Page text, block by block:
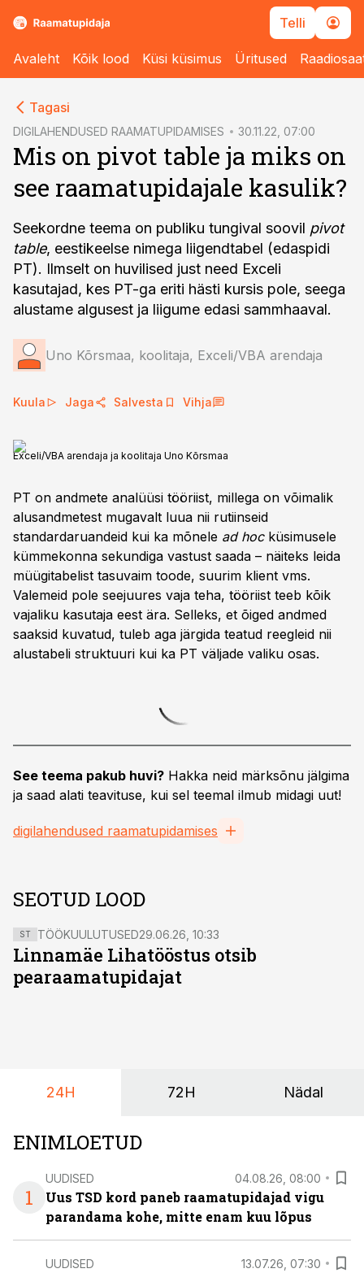
Telli
Avaleht Kõik lood Küsi küsimus Üritused
Tagasi
DIGILAHENDUSED RAAMATUPIDAMISES 30.11.22, 07:00
Mis on pivot table ja miks on
see raamatupidajale kasulik?
Seekordne teema on publiku tungival soovil pivot
table, eestikeelse nimega liigendtabel (edaspidi
PT). Ilmselt on huvilised just need Exceli
kasutajad, kes PT-ga eriti hästi kursis pole, seega
alustame algusest ja liigume edasi sammhaaval.
Uno Kõrsmaa, koolitaja, Exceli/VBA arendaja
Kuula Jaga Salvesta Vihja
Exceli/VBA arendaja ja koolitaja Uno Kõrsmaa
PT on andmete analüüsi tööriist, millega on võimalik
alusandmetest mugavalt luua nii rutiinseid
standardaruandeid kui ka mõnele ad hocküsimusele
kümmekonna sekundiga vastust saada – näiteks leida
müügitabelist tasuvaim toode, suurim klient vms.
Valemeid pole seejuures vaja teha, tööriist teeb kõik
vajaliku kasutaja eest ära. Selleks, et õiged andmed
saaksid kuvatud, tuleb aga järgida teatud reegleid nii
alustabeli struktuuri kui ka PT väljade valiku osas.
See teema pakub huvi? Hakka neid märksõnu jälgima
ja saad alati teavituse, kui sel teemal ilmub midagi uut!
digilahendused raamatupidamises
SEOTUD LOOD
ST TÖÖKUULUTUSED29.06.26, 10:33
Linnamäe Lihatööstus otsib
pearaamatupidajat
24H 72H Nädal
ENIMLOETUD
1
UUDISED 04.08.26, 08:00
Uus TSD kord paneb raamatupidajad vigu
parandama kohe, mitte enam kuu lõpus
UUDISED 13.07.26, 07:30